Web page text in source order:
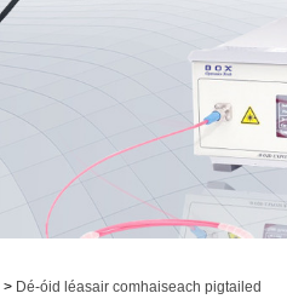
> Dé-óid léasair comhaiseach pigtailed